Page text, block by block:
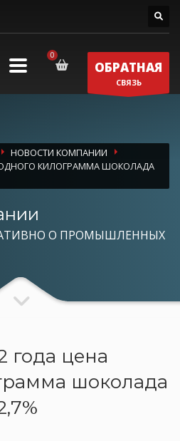
ОБРАТНАЯ
СВЯЗЬ
НОВОСТИ КОМПАНИИ
ОДНОГО КИЛОГРАММА ШОКОЛАДА
О ПРОМЫШЛЕННЫХ
года цена
шоколада